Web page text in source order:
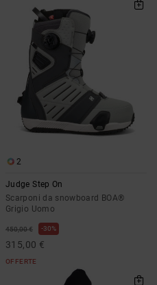
2
Judge Step On
Scarponi da snowboard BOA®
Grigio Uomo
450,00 € 30%
315,00 €
OFFERTE